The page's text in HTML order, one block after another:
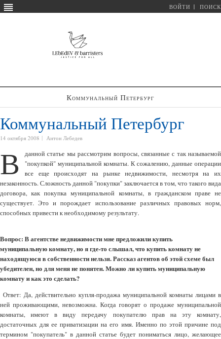
ВОЙТИ ПОИСК
Коммунальный Петербург
Коммунальный Петербург
14 октября 2008 Антон Лебедев
В
данной статье мы рассмотрим вопросы, связанные с так называемой
"покупкой" муниципальной комнаты. К сожалению, данные операции
все еще происходят на рынке недвижимости, несмотря на их
незаконность. Сложность данной "покупки" заключается в том, что такого вида
договора, как покупка муниципальной комнаты, в гражданском праве не
существует. Это и порождает использование различных правовых норм,
способных привести к необходимому результату.
Вопрос: В агентстве недвижимости мне предложили купить
муниципальную комнату, но я где-то слышал, что купить комнату не
находящуюся в собственности нельзя. Рассказ агентов об этой схеме был
убедителен, но для меня не понятен. Можно ли купить муниципальную
комнату и как это сделать?
Ответ: Да, действительно купля-продажа муниципальной комнаты лицами в
ней проживающими, невозможна. Когда говорят о продаже муниципальной
комнаты, имеют в виду передачу покупателю прав на эту комнату,
достаточных для ее приватизации на его имя. Именно по этой причине под
термином "покупатель" в данной статье будет пониматься лицо, желающее